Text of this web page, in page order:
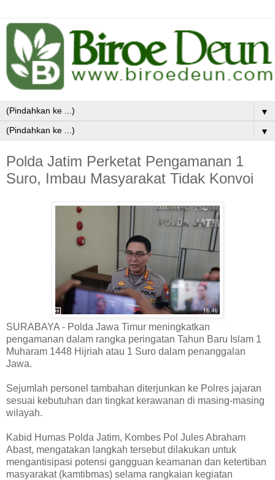
▼
▼
Polda Jatim Perketat Pengamanan 1
Suro, Imbau Masyarakat Tidak Konvoi
SURABAYA - Polda Jawa Timur meningkatkan
pengamanan dalam rangka peringatan Tahun Baru Islam 1
Muharam 1448 Hijriah atau 1 Suro dalam penanggalan
Jawa.
Sejumlah personel tambahan diterjunkan ke Polres jajaran
sesuai kebutuhan dan tingkat kerawanan di masing-masing
wilayah.
Kabid Humas Polda Jatim, Kombes Pol Jules Abraham
Abast, mengatakan langkah tersebut dilakukan untuk
mengantisipasi potensi gangguan keamanan dan ketertiban
masyarakat (kamtibmas) selama rangkaian kegiatan